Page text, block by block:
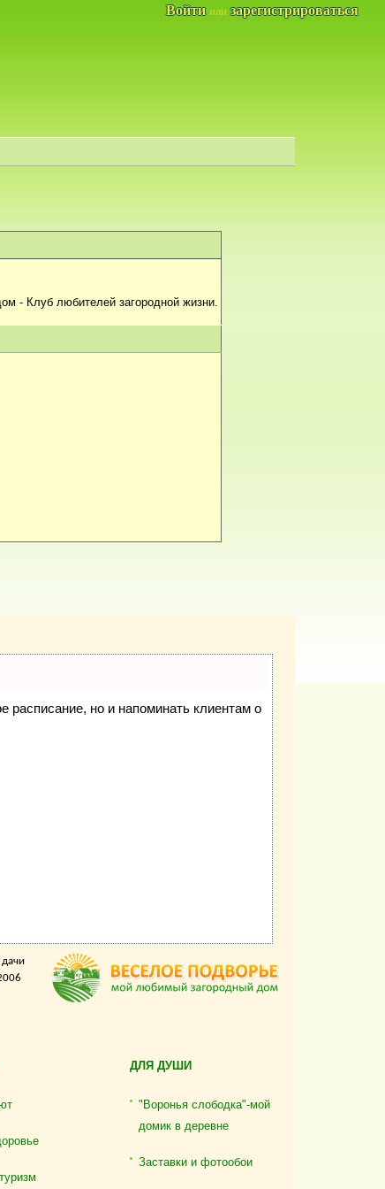
Войти или зарегистрироваться
- Клуб любителей загородной жизни.
расписание, но и напоминать клиентам о
ДЛЯ ДУШИ
"Воронья слободка"-мой
домик в деревне
Заставки и фотообои